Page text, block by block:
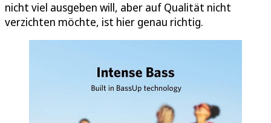
nicht viel ausgeben will, aber auf Qualität nicht
verzichten möchte, ist hier genau richtig.